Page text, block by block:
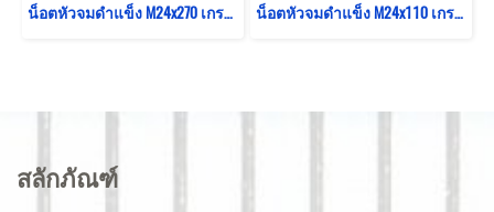
น็อตหัวจมดำแข็ง M24x270 เกรด 12.9 เกลียวไม่ตลอด น็อตหัวจมดำแข็ง M24x110 เกรด 12.9 เกลียวตลอด
สลักภัณฑ์